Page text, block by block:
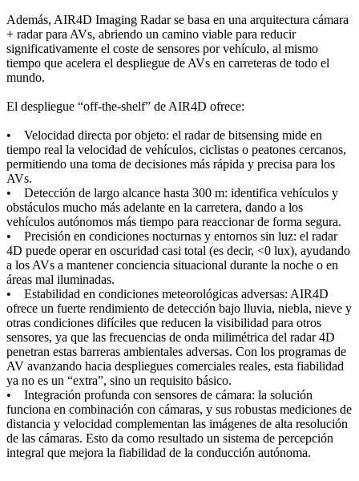
Además, AIR4D Imaging Radar se basa en una arquitectura cámara
+ radar para AVs, abriendo un camino viable para reducir
significativamente el coste de sensores por vehículo, al mismo
tiempo que acelera el despliegue de AVs en carreteras de todo el
mundo.
El despliegue “off-the-shelf” de AIR4D ofrece:
• Velocidad directa por objeto: el radar de bitsensing mide en
tiempo real la velocidad de vehículos, ciclistas o peatones cercanos,
permitiendo una toma de decisiones más rápida y precisa para los
AVs.
• Detección de largo alcance hasta 300 m: identifica vehículos y
obstáculos mucho más adelante en la carretera, dando a los
vehículos autónomos más tiempo para reaccionar de forma segura.
• Precisión en condiciones nocturnas y entornos sin luz: el radar
4D puede operar en oscuridad casi total (es decir, <0 lux), ayudando
a los AVs a mantener conciencia situacional durante la noche o en
áreas mal iluminadas.
• Estabilidad en condiciones meteorológicas adversas: AIR4D
ofrece un fuerte rendimiento de detección bajo lluvia, niebla, nieve y
otras condiciones difíciles que reducen la visibilidad para otros
sensores, ya que las frecuencias de onda milimétrica del radar 4D
penetran estas barreras ambientales adversas. Con los programas de
AV avanzando hacia despliegues comerciales reales, esta fiabilidad
ya no es un “extra”, sino un requisito básico.
• Integración profunda con sensores de cámara: la solución
funciona en combinación con cámaras, y sus robustas mediciones de
distancia y velocidad complementan las imágenes de alta resolución
de las cámaras. Esto da como resultado un sistema de percepción
integral que mejora la fiabilidad de la conducción autónoma.